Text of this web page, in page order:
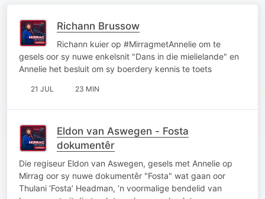
Richann Brussow
Richann kuier op #MirragmetAnnelie om te
gesels oor sy nuwe enkelsnit "Dans in die mielielande" en
Annelie het besluit om sy boerdery kennis te toets
21 JUL 23 MIN
Eldon van Aswegen - Fosta
dokumentêr
Die regiseur Eldon van Aswegen, gesels met Annelie op
Mirrag oor sy nuwe dokumentêr "Fosta" wat gaan oor
Thulani ‘Fosta’ Headman, ’n voormalige bendelid van